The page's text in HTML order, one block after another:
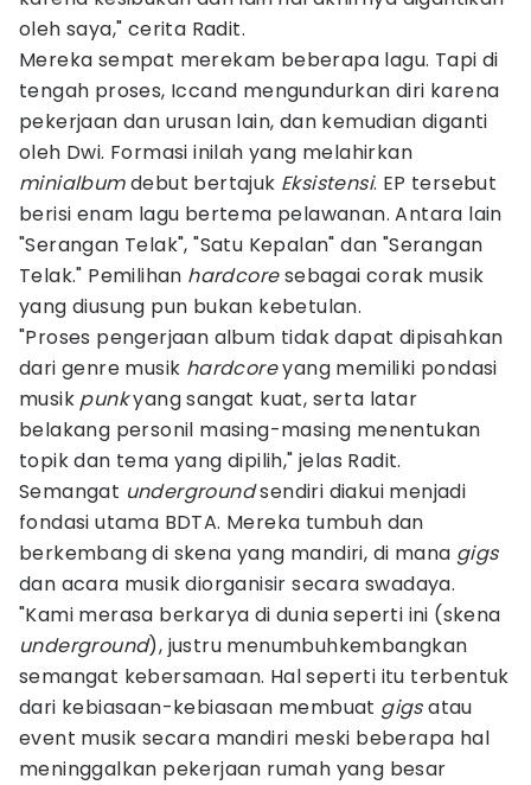
oleh saya," cerita Radit.
Mereka sempat merekam beberapa lagu. Tapi di
tengah proses, Iccand mengundurkan diri karena
pekerjaan dan urusan lain, dan kemudian diganti
oleh Dwi. Formasi inilah yang melahirkan
minialbumdebut bertajuk Eksistensi. EP tersebut
berisi enam lagu bertema pelawanan. Antara lain
"Serangan Telak", "Satu Kepalan" dan "Serangan
Telak." Pemilihan hardcoresebagai corak musik
yang diusung pun bukan kebetulan.
"Proses pengerjaan album tidak dapat dipisahkan
dari genre musik hardcoreyang memiliki pondasi
musik punkyang sangat kuat, serta latar
belakang personil masing-masing menentukan
topik dan tema yang dipilih," jelas Radit.
Semangat undergroundsendiri diakui menjadi
fondasi utama BDTA. Mereka tumbuh dan
berkembang di skena yang mandiri, di mana gigs
dan acara musik diorganisir secara swadaya.
"Kami merasa berkarya di dunia seperti ini (skena
underground), justru menumbuhkembangkan
semangat kebersamaan. Hal seperti itu terbentuk
dari kebiasaan-kebiasaan membuat gigsatau
event musik secara mandiri meski beberapa hal
meninggalkan pekerjaan rumah yang besar